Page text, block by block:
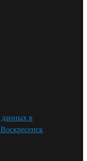
данных в